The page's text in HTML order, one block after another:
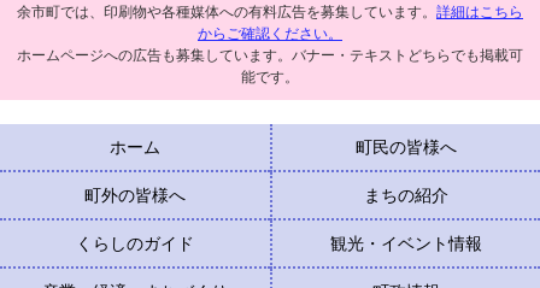
余市町では、印刷物や各種媒体への有料広告を募集しています。 詳細はこちら
からご確認ください。
ホームページへの広告も募集しています。バナー・テキストどちらでも掲載可
能です。
ホーム 町民の皆様へ
町外の皆様へ まちの紹介
くらしのガイド 観光・イベント情報